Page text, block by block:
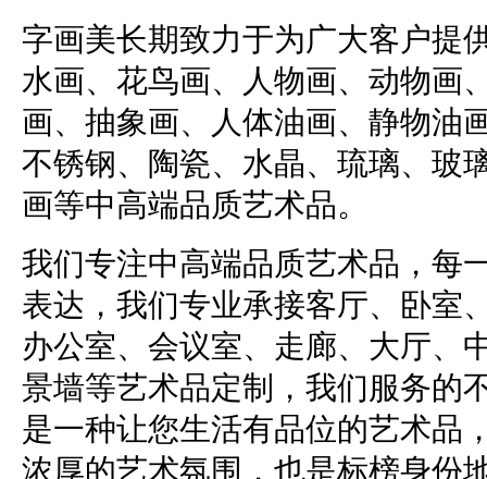
字画美长期致力于为广大客户提
水画、花鸟画、人物画、动物画
画、抽象画、人体油画、静物油
不锈钢、陶瓷、水晶、琉璃、玻
画等中高端品质艺术品。
我们专注中高端品质艺术品，每
表达，我们专业承接客厅、卧室
办公室、会议室、走廊、大厅、
景墙等艺术品定制，我们服务的
是一种让您生活有品位的艺术品
浓厚的艺术氛围，也是标榜身份